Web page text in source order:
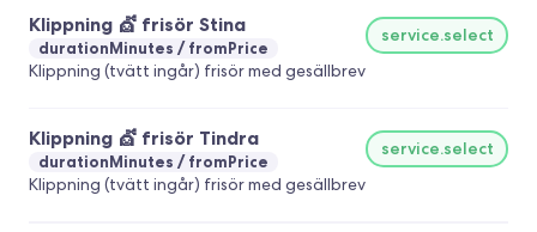
Klippning 💇 frisör Stina
durationMinutes fromPrice
service.select
Klippning (tvätt ingår) frisör med gesällbrev
Klippning 💇 frisör Tindra
durationMinutes fromPrice
service.select
Klippning (tvätt ingår) frisör med gesällbrev